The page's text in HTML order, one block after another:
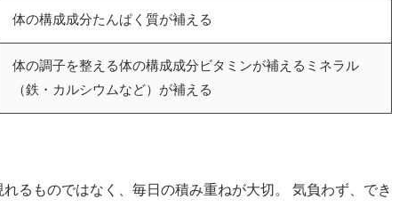
体の構成成分たんぱく質が補える
体の調子を整える体の構成成分ビタミンが補えるミネラル
（鉄・カルシウムなど）が補える
るものではなく、毎日の積み重ねが大切。 気負わず、でき